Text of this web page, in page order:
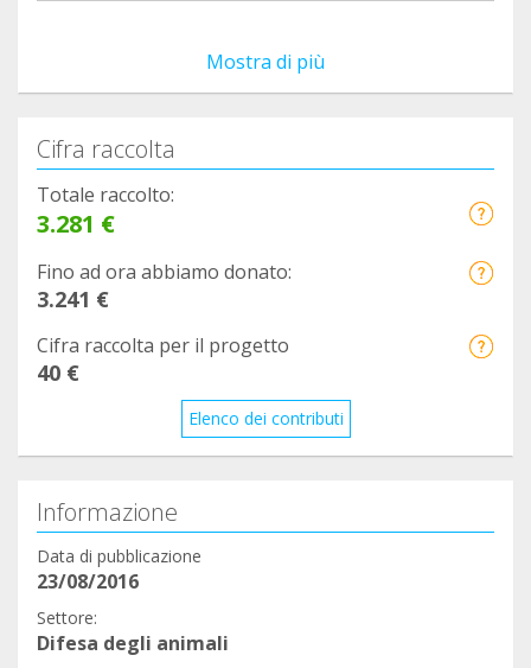
Mostra di più
Cifra raccolta
Totale raccolto:
3.281 €
Fino ad ora abbiamo donato:
3.241 €
Cifra raccolta per il progetto
40 €
Elenco dei contributi
Informazione
Data di pubblicazione
23/08/2016
Settore:
Difesa degli animali